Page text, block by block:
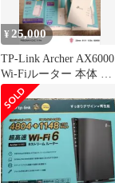
送料無料
¥ 25,000
TP-Link Archer AX6000
Wi-Fiルーター 本体 セ
ット